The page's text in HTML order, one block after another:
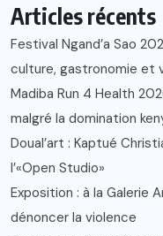
Articles récents
Festival Ngand’a Sao
culture, gastronomie et
Madiba Run 4 Health
malgré la domination
Doual’art : Kaptué
l’«Open Studio»
Exposition : à la Galerie
dénoncer la violence